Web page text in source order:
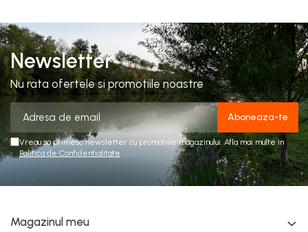
Newsletter
Nu rata ofertele si promotiile noastre
Vreau sa primesc newsletter cu promotiile magazinului. Afla mai multe in
Politica de Confidentialitate
Magazinul meu